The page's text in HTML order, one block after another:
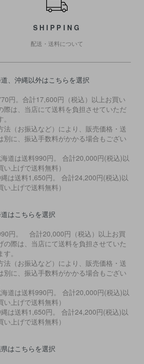
SHIPPING
配送・送料について
、沖縄以外はこちらを選択
円。合計17,600円（税込）以上お買い
際は、当店にて送料を負担させていただ
法（お振込など）により、販売価格・送
別に、振込手数料がかかる場合もござい
道は送料990円。 合計20,000円(税込)以
い上げで送料無料）
は送料1,650円。 合計24,200円(税込)以
い上げで送料無料）
はこちらを選択
円。 合計20,000円（税込）以上お買
の際は、当店にて送料を負担させていた
。
法（お振込など）により、販売価格・送
別に、振込手数料がかかる場合もござい
道は送料990円。 合計20,000円(税込)以
い上げで送料無料）
は送料1,650円。 合計24,200円(税込)以
い上げで送料無料）
はこちらを選択